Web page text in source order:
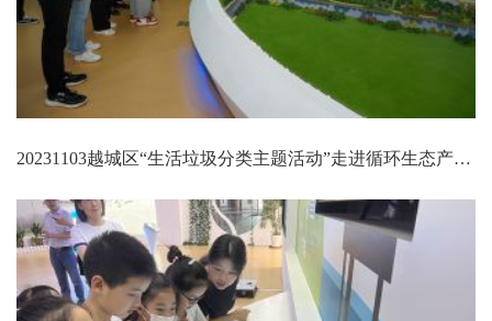
20231103越城区“生活垃圾分类主题活动”走进循环生态产业园（一期）再生资源发电厂